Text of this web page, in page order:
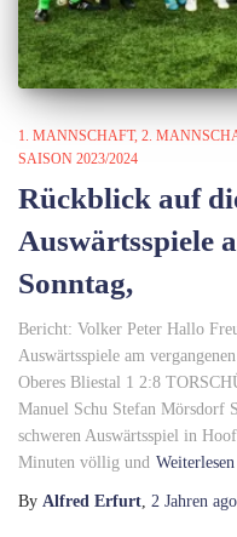
1. MANNSCHAFT 2.
SAISON 2023/2024
Rückblick auf
Auswärtsspiele
Sonntag,
Bericht: Volker Peter Hallo
Auswärtsspiele am
Oberes Bliestal 1 2:8
Manuel Schu Stefan Mörsdorf
schweren Auswärtsspiel in
Minuten völlig und Weiterlesen
By Alfred Erfurt 2 Jahren ago